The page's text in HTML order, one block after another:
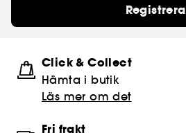
Registrera
Click & Collect
Hämta i butik​
Läs mer om det
Fri frakt